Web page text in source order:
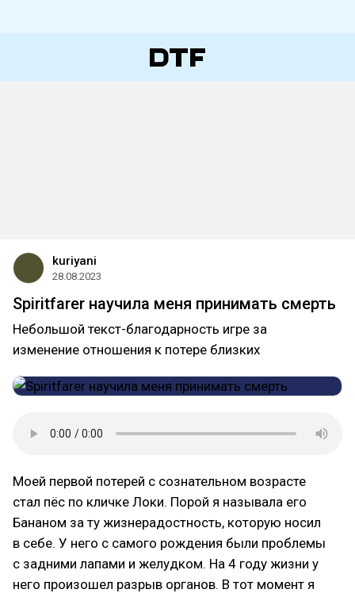
kuriyani
28.08.2023
Spiritfarer научила меня принимать смерть
Небольшой текст-благодарность игре за
изменение отношения к потере близких
Моей первой потерей с сознательном возрасте
стал пёс по кличке Локи. Порой я называла его
Бананом за ту жизнерадостность, которую носил
в себе. У него с самого рождения были проблемы
с задними лапами и желудком. На 4 году жизни у
него произошел разрыв органов. В тот момент я